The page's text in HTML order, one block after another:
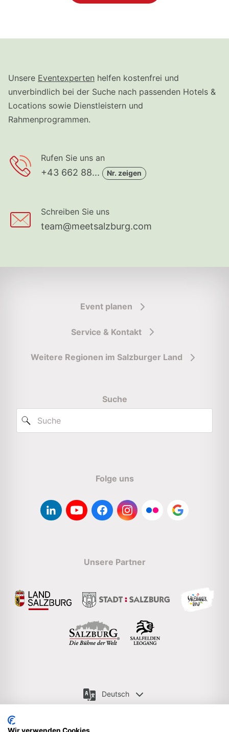
Unsere Eventexperten helfen kostenfrei und
unverbindlich bei der Suche nach passenden Hotels &
Locations sowie Dienstleistern und
Rahmenprogrammen.
Rufen Sie uns an
+43 662 88... Nr. zeigen
Schreiben Sie uns
team@meetsalzburg.com
Event planen
Service & Kontakt
Weitere Regionen im Salzburger Land
Suche
Folge uns
Unsere Partner
Deutsch